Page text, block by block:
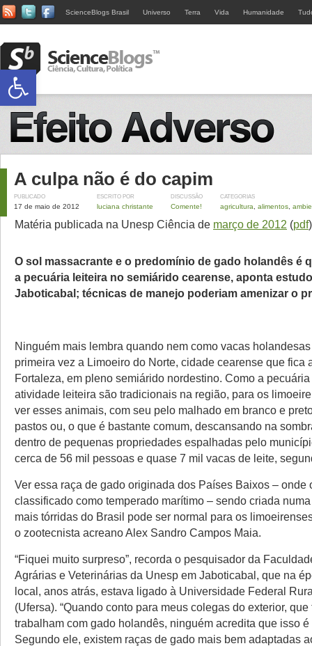
ScienceBlogs Brasil Universo Terra Vida Humanidade
A culpa não é do capim
PUBLICADO
17 de maio de 2012
ESCRITO POR
luciana christante
DISCUSSÃO
Comente!
CATEGORIAS
agricultura alimentos
Matéria publicada na Unesp Ciência de março de 2012 (pdf
O sol massacrante e o predomínio de gado holandês é
a pecuária leiteira no semiárido cearense, aponta
Jaboticabal; técnicas de manejo poderiam amenizar o
Ninguém mais lembra quando nem como vacas
primeira vez a Limoeiro do Norte, cidade cearense que fica
Fortaleza, em pleno semiárido nordestino. Como a
atividade leiteira são tradicionais na região, para os
ver esses animais, com seu pelo malhado em branco e
pastos ou, o que é bastante comum, descansando na
dentro de pequenas propriedades espalhadas pelo
cerca de 56 mil pessoas e quase 7 mil vacas de leite,
Ver essa raça de gado originada dos Países Baixos – onde
classificado como temperado marítimo – sendo criada
mais tórridas do Brasil pode ser normal para os
o zootecnista acreano Alex Sandro Campos Maia.
“Fiquei muito surpreso”, recorda o pesquisador da
Agrárias e Veterinárias da Unesp em Jaboticabal, que na
local, anos atrás, estava ligado à Universidade Federal
(Ufersa). “Quando conto para meus colegas do exterior, que
trabalham com gado holandês, ninguém acredita que isso é
Segundo ele, existem raças de gado mais bem adaptadas
Abrir a barra de ferramentas